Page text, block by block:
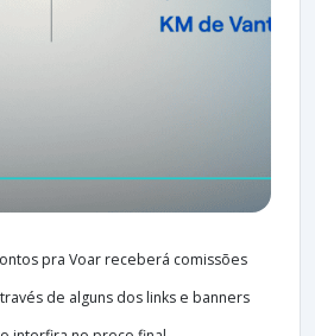
pra Voar receberá comissões
de alguns dos links e banners